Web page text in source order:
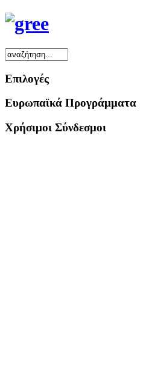
Επιλογές
Ευρωπαϊκά Προγράμματα
Χρήσιμοι Σύνδεσμοι